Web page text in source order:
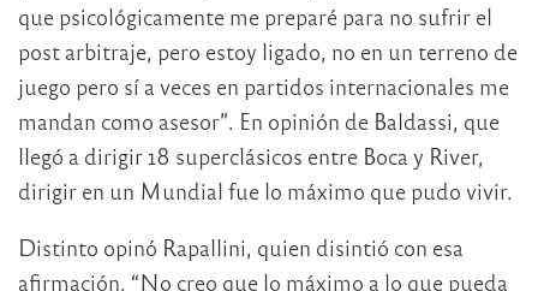
que psicológicamente me preparé para no sufrir el
post arbitraje, pero estoy ligado, no en un terreno de
juego pero sí a veces en partidos internacionales me
mandan como asesor”. En opinión de Baldassi, que
llegó a dirigir 18 superclásicos entre Boca y River,
dirigir en un Mundial fue lo máximo que pudo vivir.
Distinto opinó Rapallini, quien disintió con esa
afirmación. “No creo que lo máximo a lo que pueda